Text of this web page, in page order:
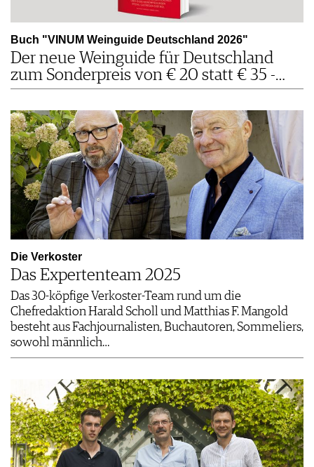
Buch "VINUM Weinguide Deutschland 2026"
Der neue Weinguide für Deutschland
zum Sonderpreis von € 20 statt € 35 -…
Die Verkoster
Das Expertenteam 2025
Das 30-köpfige Verkoster-Team rund um die
Chefredaktion Harald Scholl und Matthias F. Mangold
besteht aus Fachjournalisten, Buchautoren, Sommeliers,
sowohl männlich…